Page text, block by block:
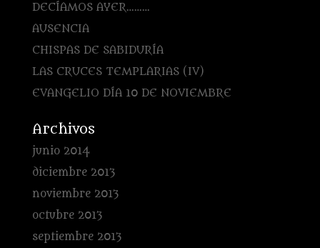
DECÍAMOS AYER………
AUSENCIA
CHISPAS DE SABIDURÍA
LAS CRUCES TEMPLARIAS (IV)
EVANGELIO DÍA 10 DE NOVIEMBRE
Archivos
junio 2014
diciembre 2013
noviembre 2013
octubre 2013
septiembre 2013